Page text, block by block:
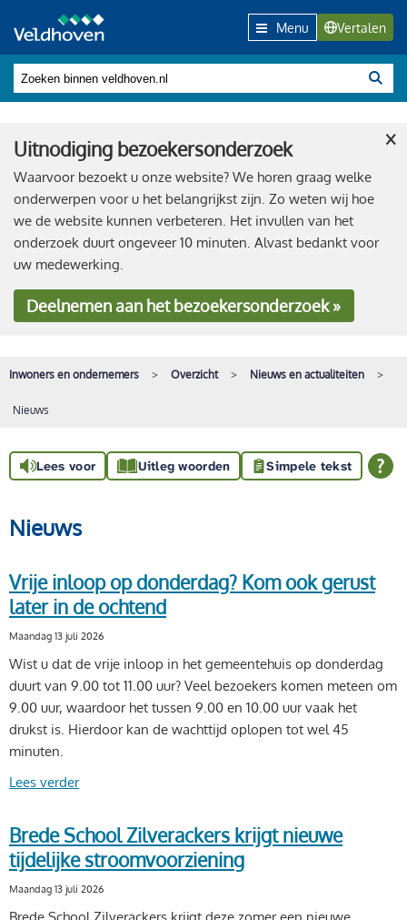
Menu Vertalen
Uitnodiging bezoekersonderzoek
Waarvoor bezoekt u onze website? We horen graag welke
onderwerpen voor u het belangrijkst zijn. Zo weten wij hoe
we de website kunnen verbeteren. Het invullen van het
onderzoek duurt ongeveer 10 minuten. Alvast bedankt voor
uw medewerking.
Deelnemenaan het bezoekersonderzoek »
×
Inwoners en ondernemers Overzicht Nieuws en actualiteiten
Nieuws
Lees voor Uitleg woorden Simpele tekst
Nieuws
Vrije inloop op donderdag? Kom ook gerust
later in de ochtend
Maandag 13 juli 2026
Wist u dat de vrije inloop in het gemeentehuis op donderdag
duurt van 9.00 tot 11.00 uur? Veel bezoekers komen meteen om
9.00 uur, waardoor het tussen 9.00 en 10.00 uur vaak het
drukst is. Hierdoor kan de wachttijd oplopen tot wel 45
minuten.
Lees verder
Brede School Zilverackers krijgt nieuwe
tijdelijke stroomvoorziening
Maandag 13 juli 2026
Brede School Zilverackers krijgt deze zomer een nieuwe